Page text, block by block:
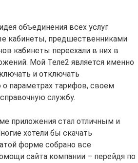
объединения всех услуг
кабинеты, предшественниками
кабинеты переехали в них в
Мой Теле2 является именно
и отключать
параметрах тарифов, своем
службу.
приложения стал отличным и
хотели бы скачать
форме собрано все
сайта компании – перейдя по